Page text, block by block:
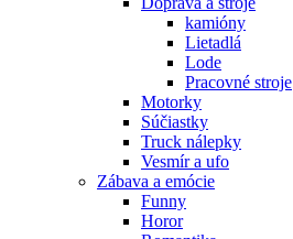
kamióny
Lietadlá
Lode
Pracovné stroje
Motorky
Súčiastky
Truck nálepky
Vesmír a ufo
Zábava a emócie
Funny
Horor